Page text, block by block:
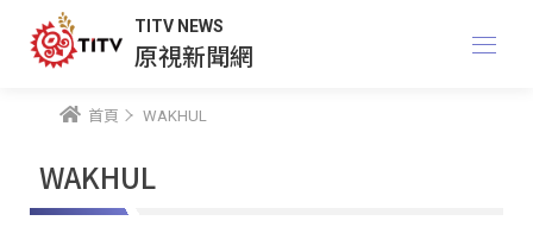
TITV NEWS
原視新聞網
首頁 WAKHUL
WAKHUL